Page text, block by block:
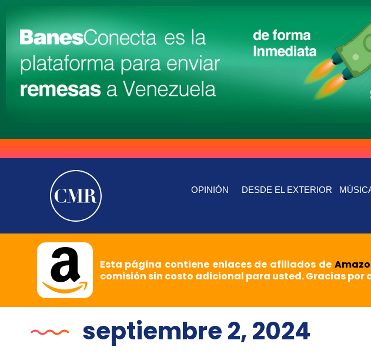
OPINIÓN DESDE EL EXTERIOR
Esta página contiene enlaces de afiliados de
comisión sin costo adicional para usted. Gracias
septiembre 2, 2024